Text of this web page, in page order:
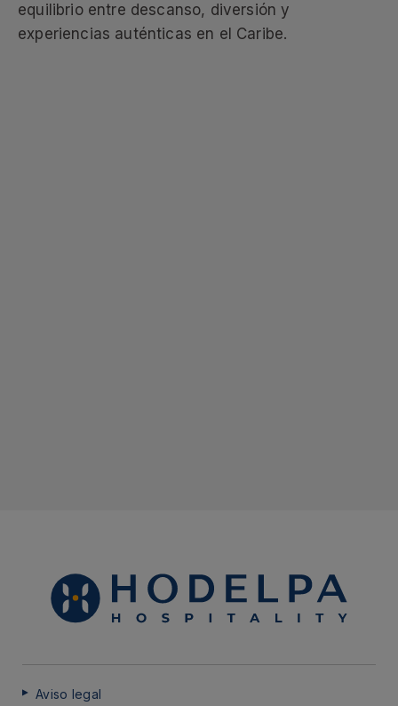
equilibrio entre descanso, diversión y
experiencias auténticas en el Caribe.
Aviso legal